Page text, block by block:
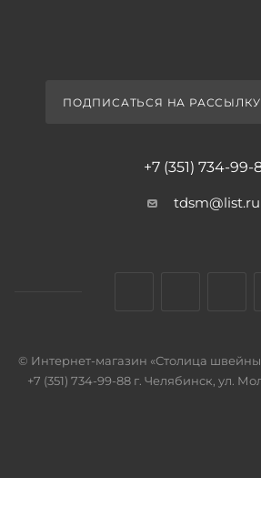
ПОДПИСАТЬСЯ НА РАССЫЛКУ
+7 (351) 734-99-
tdsm@list.ru
© Интернет-магазин «Столица
+7 (351) 734-99-88 г. Челябинск, ул.